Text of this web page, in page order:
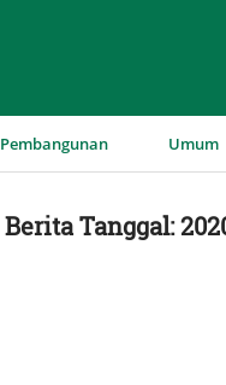
Pembangunan Umum
Berita Tanggal: